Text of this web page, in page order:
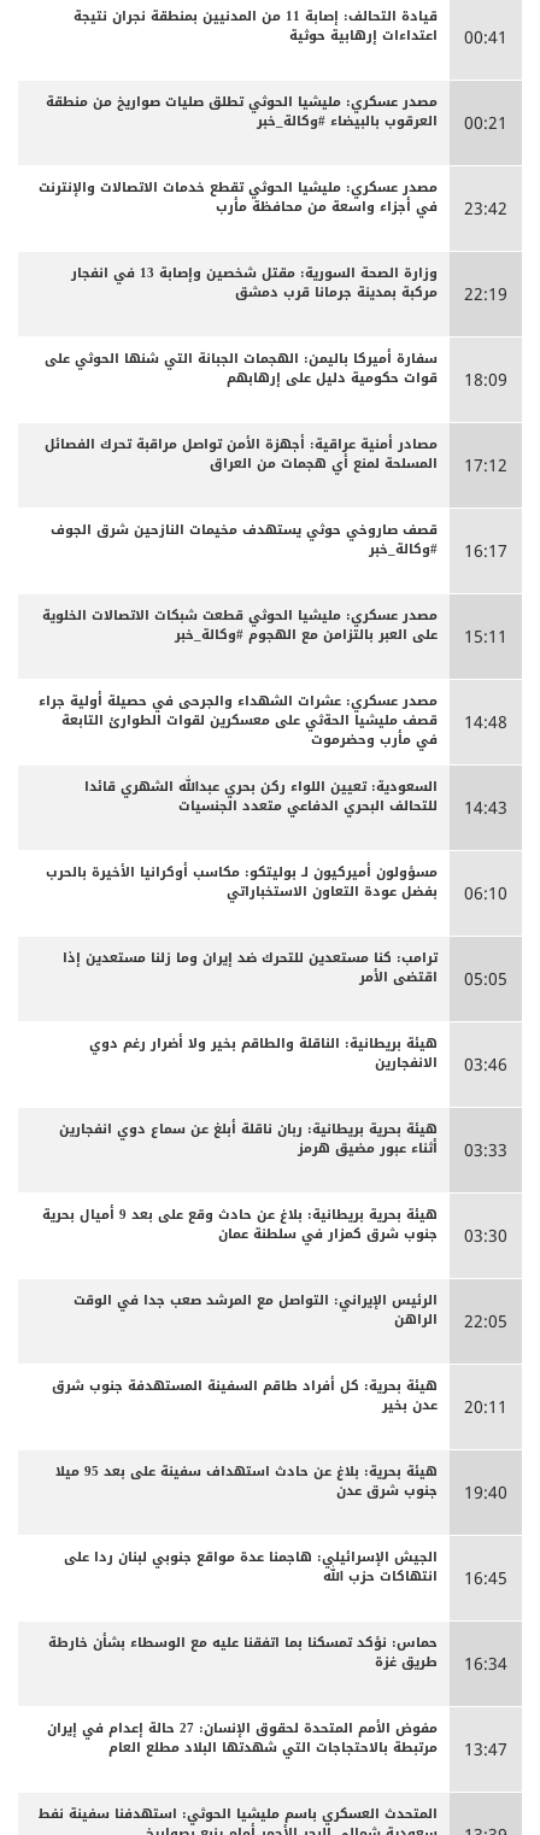
00:41
قيادة التحالف: إصابة 11 من المدنيين بمنطقة نجران نتيجة
اعتداءات إرهابية حوثية
00:21
مصدر عسكري: مليشيا الحوثي تطلق صليات صواريخ من منطقة
العرقوب بالبيضاء #وكالة_خبر
23:42
مصدر عسكري: مليشيا الحوثي تقطع خدمات الاتصالات والإنترنت
في أجزاء واسعة من محافظة مأرب
22:19
وزارة الصحة السورية: مقتل شخصين وإصابة 13 في انفجار
مركبة بمدينة جرمانا قرب دمشق
18:09
سفارة أميركا باليمن: الهجمات الجبانة التي شنها الحوثي على
قوات حكومية دليل على إرهابهم
17:12
مصادر أمنية عراقية: أجهزة الأمن تواصل مراقبة تحرك الفصائل
المسلحة لمنع أي هجمات من العراق
16:17
قصف صاروخي حوثي يستهدف مخيمات النازحين شرق الجوف
#وكالة_خبر
15:11
مصدر عسكري: مليشيا الحوثي قطعت شبكات الاتصالات الخلوية
على العبر بالتزامن مع الهجوم #وكالة_خبر
14:48
مصدر عسكري: عشرات الشهداء والجرحى ‏في حصيلة أولية جراء
قصف مليشيا الحةثي على معسكرين لقوات الطوارئ التابعة
في مأرب وحضرموت
14:43
السعودية: تعيين اللواء ركن بحري عبدالله الشهري قائدا
للتحالف البحري الدفاعي متعدد الجنسيات
06:10
مسؤولون أميركيون لـ بوليتكو: مكاسب أوكرانيا الأخيرة بالحرب
بفضل عودة التعاون الاستخباراتي
05:05
ترامب: كنا مستعدين للتحرك ضد إيران وما زلنا مستعدين إذا
اقتضى الأمر
03:46
هيئة بريطانية: الناقلة والطاقم بخير ولا أضرار رغم دوي
الانفجارين
03:33
هيئة بحرية بريطانية: ربان ناقلة أبلغ عن سماع دوي انفجارين
أثناء عبور مضيق هرمز
03:30
هيئة بحرية بريطانية: بلاغ عن حادث وقع على بعد 9 أميال بحرية
جنوب شرق كمزار في سلطنة عمان
22:05
الرئيس الإيراني: التواصل مع المرشد صعب جدا في الوقت
الراهن
20:11
هيئة بحرية: كل أفراد طاقم السفينة المستهدفة جنوب شرق
عدن بخير
19:40
هيئة بحرية: بلاغ عن حادث استهداف سفينة على بعد 95 ميلا
جنوب شرق عدن
16:45
الجيش الإسرائيلي: هاجمنا عدة مواقع جنوبي لبنان ردا على
انتهاكات حزب الله
16:34
حماس: نؤكد تمسكنا بما اتفقنا عليه مع الوسطاء بشأن خارطة
طريق غزة
13:47
مفوض الأمم المتحدة لحقوق الإنسان: 27 حالة إعدام في إيران
مرتبطة بالاحتجاجات التي شهدتها البلاد مطلع العام
المتحدث العسكري باسم مليشيا الحوثي: استهدفنا سفينة نفط